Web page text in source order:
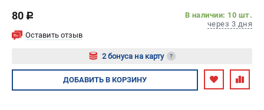
80 c
В наличии: 10 шт.
через 3 дня
Оставить отзыв
2 бонуса на карту ?
Авторизуйтесь
ДОБАВИТЬ В КОРЗИНУ